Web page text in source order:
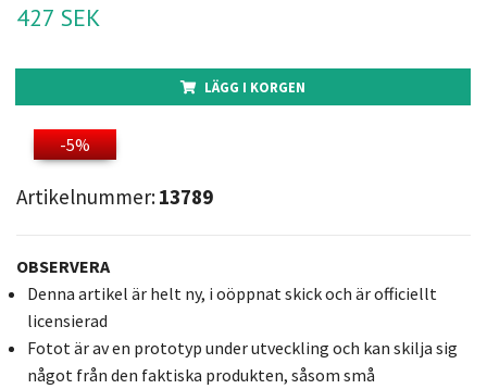
427 SEK
LÄGG I KORGEN
-5%
Artikelnummer:13789
OBSERVERA
Denna artikel är helt ny, i oöppnat skick och är officiellt
licensierad
Fotot är av en prototyp under utveckling och kan skilja sig
något från den faktiska produkten, såsom små